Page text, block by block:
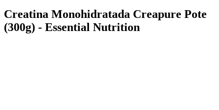
Creatina Monohidratada Creapure Pote
(300g) - Essential Nutrition